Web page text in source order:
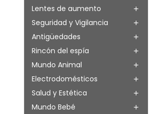
Lentes de aumento 
Seguridad y Vigilancia 
Antigüedades 
Rincón del espía 
Mundo Animal 
Electrodomésticos 
Salud y Estética 
Mundo Bebé 